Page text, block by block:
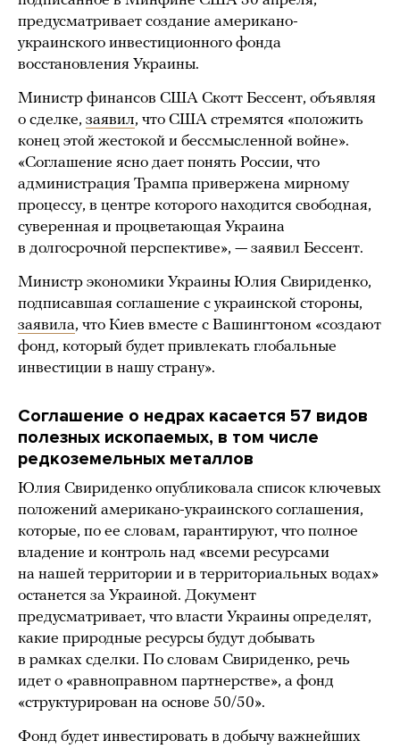
предусматривает создание американо-
украинского инвестиционного фонда
восстановления Украины.
Министр финансов США Скотт Бессент, объявляя
о сделке, заявил, что США стремятся «положить
конец этой жестокой и бессмысленной войне».
«Соглашение ясно дает понять России, что
администрация Трампа привержена мирному
процессу, в центре которого находится свободная,
суверенная и процветающая Украина
в долгосрочной перспективе», — заявил Бессент.
Министр экономики Украины Юлия Свириденко,
подписавшая соглашение с украинской стороны,
заявила, что Киев вместе с Вашингтоном «создают
фонд, который будет привлекать глобальные
инвестиции в нашу страну».
Соглашение о недрах касается 57 видов
полезных ископаемых, в том числе
редкоземельных металлов
Юлия Свириденко опубликовала список ключевых
положений американо-украинского соглашения,
которые, по ее словам, гарантируют, что полное
владение и контроль над «всеми ресурсами
на нашей территории и в территориальных водах»
останется за Украиной. Документ
предусматривает, что власти Украины определят,
какие природные ресурсы будут добывать
в рамках сделки. По словам Свириденко, речь
идет о «равноправном партнерстве», а фонд
«структурирован на основе 50/50».
Фонд будет инвестировать в добычу важнейших